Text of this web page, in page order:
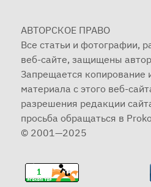
АВТОРСКОЕ ПРАВО
Все статьи и фотографии,
веб-сайте, защищены
Запрещается копирование
материала с этого веб-
разрешения редакции
просьба обращаться в
© 2001—2025